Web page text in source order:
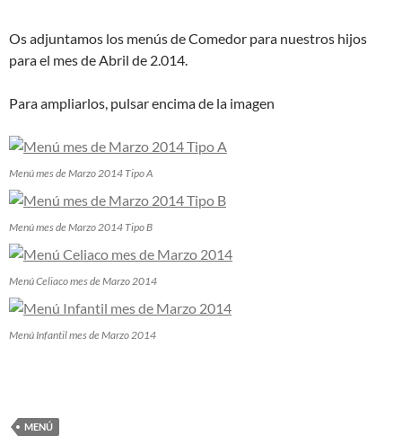
Os adjuntamos los menús de Comedor para nuestros hijos
para el mes de Abril de 2.014.
Para ampliarlos, pulsar encima de la imagen
Menú mes de Marzo 2014 Tipo A
Menú mes de Marzo 2014 Tipo B
Menú Celiaco mes de Marzo 2014
Menú Infantil mes de Marzo 2014
MENÚ